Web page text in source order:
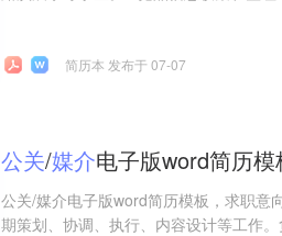
简历本 发布于 07-07
公关/媒介电子版word简历模
公关/媒介电子版word简历模板，求职意
期策划、协调、执行、内容设计等工作